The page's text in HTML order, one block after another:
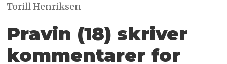
Torill Henriksen
Pravin (18) skriver
kommentarer for